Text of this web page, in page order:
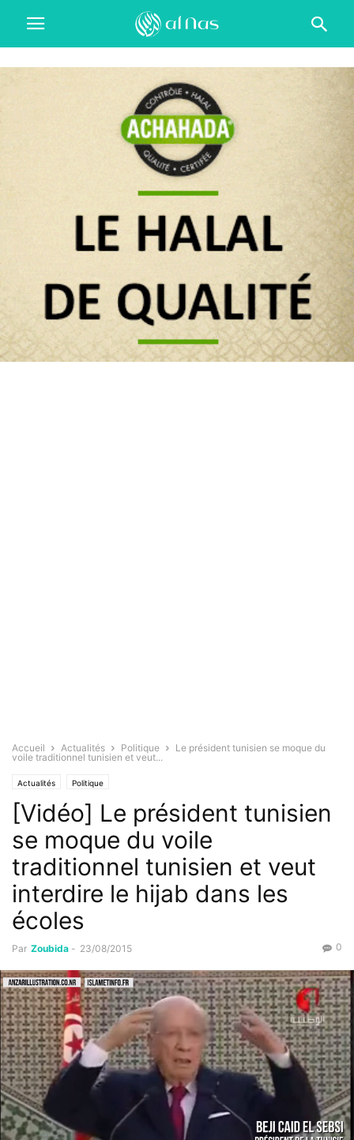
Accueil Actualités Politique
Le président tunisien se moque du
voile traditionnel tunisien et veut...
Actualités Politique
[Vidéo] Le président tunisien
se moque du voile
traditionnel tunisien et veut
interdire le hijab dans les
écoles
Par Zoubida - 23/08/2015 0